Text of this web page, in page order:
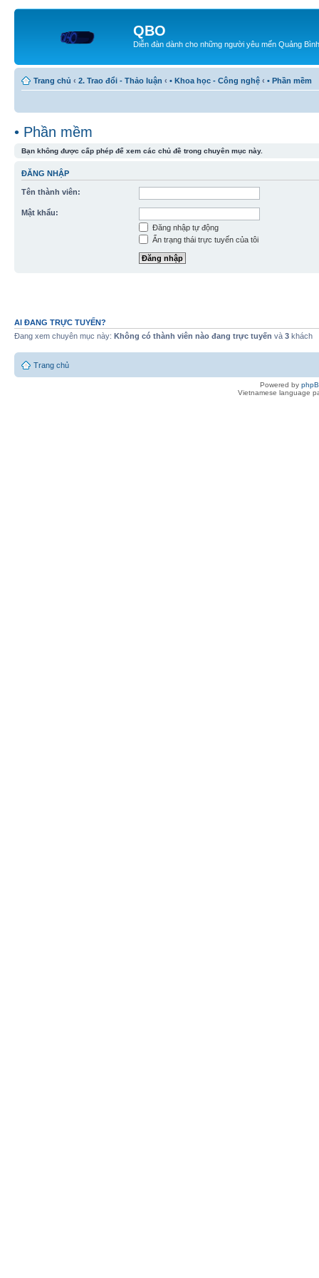
QBO
Diễn đàn dành cho những người yêu mến Quảng Bình
Trang chủ ‹ 2. Trao đổi - Thảo luận ‹ • Khoa học - Công nghệ ‹ • Phần mềm
• Phần mềm
Bạn không được cấp phép để xem các chủ đề trong chuyên mục này.
ĐĂNG NHẬP
Tên thành viên:
Mật khẩu:
Đăng nhập tự động
Ẩn trạng thái trực tuyến của tôi
AI ĐANG TRỰC TUYẾN?
Đang xem chuyên mục này: Không có thành viên nào đang trực tuyến và 3 khách
Trang chủ
Powered by
Vietnamese language